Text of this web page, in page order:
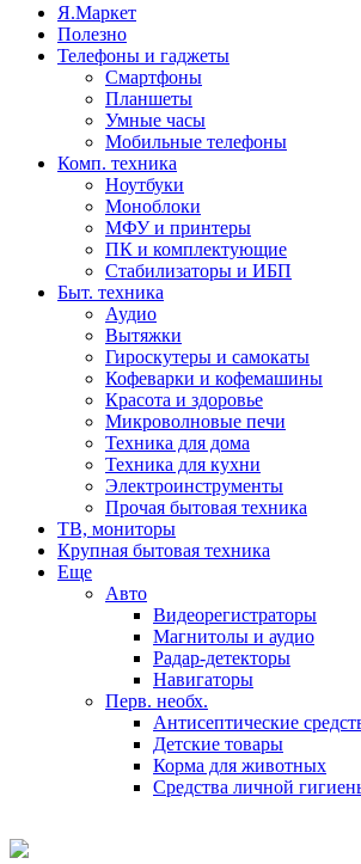
Я.Маркет
Полезно
Телефоны и гаджеты
Смартфоны
Планшеты
Умные часы
Мобильные телефоны
Комп. техника
Ноутбуки
Моноблоки
МФУ и принтеры
ПК и комплектующие
Стабилизаторы и ИБП
Быт. техника
Аудио
Вытяжки
Гироскутеры и самокаты
Кофеварки и кофемашины
Красота и здоровье
Микроволновые печи
Техника для дома
Техника для кухни
Электроинструменты
Прочая бытовая техника
ТВ, мониторы
Крупная бытовая техника
Еще
Авто
Видеорегистраторы
Магнитолы и аудио
Радар-детекторы
Навигаторы
Перв. необх.
Антисептические
Детские товары
Корма для животных
Средства личной